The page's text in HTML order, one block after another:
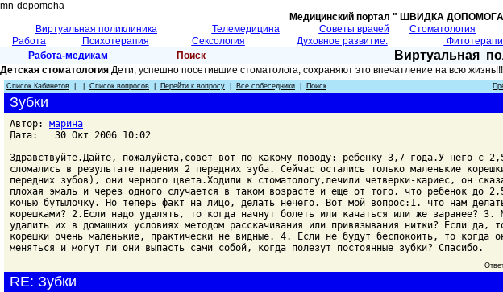
mn-dopomoha -
Медицинский портал " ШВИДКА
Виртуальная поликлиника
Телемедицина Советы врачей Cтоматология
Работа
Психотерапия Сексология Духовное развитие.
Работа-медикам
Поиск Виртуальная
Детская стоматология Дети, успешно посетившие стоматолога, сохраняют это впечатление на всю
Список Кабинетов Список вопросов Перейти к вопросу Все собеседники Поиск
Зубки
Автор: марина
Дата: 30 Окт 2006 10:02
Здравствуйте.Дайте, пожалуйста,совет вот по какому поводу: ребенку 3,7 года.У него с
сломались в результате падения 2 передних зуба. Сейчас остались только маленькие
передних зубов), они черного цвета.Ходили к стоматологу,лечили четверки-кариес, он
плохая эмаль и через одного случается в таком возрасте и еще от того, что ребенок до
кочью бутылочку. Но теперь факт на лицо, делать нечего. Вот мой вопрос:1. что нам
корешками? 2.Если надо удалять, то когда начнут болеть или качаться или же заранее? 3.
удалить их в домашних условиях методом расскачивания или привязывания нитки? Если да,
корешки очень маленькие, практически не видные. 4. Если не будут беспокоить, то когда
меняться и могут ли они выпасть сами собой, когда полезут постоянные зубки? Спасибо.
RE: Зубки